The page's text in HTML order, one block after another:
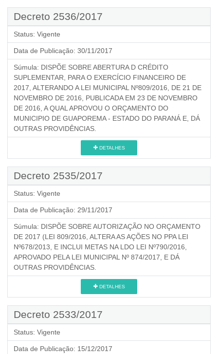
Decreto 2536/2017
Status: Vigente
Data de Publicação: 30/11/2017
Súmula: DISPÕE SOBRE ABERTURA D CRÉDITO
SUPLEMENTAR, PARA O EXERCÍCIO FINANCEIRO DE
2017, ALTERANDO A LEI MUNICIPAL Nº809/2016, DE 21 DE
NOVEMBRO DE 2016, PUBLICADA EM 23 DE NOVEMBRO
DE 2016, A QUAL APROVOU O ORÇAMENTO DO
MUNICIPIO DE GUAPOREMA - ESTADO DO PARANÁ E, DÁ
OUTRAS PROVIDÊNCIAS.
DETALHES
Decreto 2535/2017
Status: Vigente
Data de Publicação: 29/11/2017
Súmula: DISPÕE SOBRE AUTORIZAÇÃO NO ORÇAMENTO
DE 2017 (LEI 809/2016, ALTERA AS AÇÕES NO PPA LEI
Nº678/2013, E INCLUI METAS NA LDO LEI Nº790/2016,
APROVADO PELA LEI MUNICIPAL Nº 874/2017, E DÁ
OUTRAS PROVIDÊNCIAS.
DETALHES
Decreto 2533/2017
Status: Vigente
Data de Publicação: 15/12/2017